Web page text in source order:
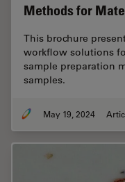
Methods for
This brochure
workflow solutions
sample preparation
samples.
May 19, 2024